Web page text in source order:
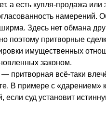
а есть купля-продажа или
намерений.
Здесь нет обмана
поэтому притворные
имущественных
законом.
притворная всё-таки
В примере с «дарением»
если суд установит